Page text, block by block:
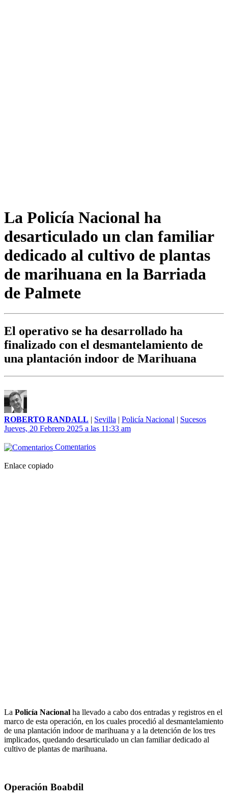
La Policía Nacional ha
desarticulado un clan familiar
dedicado al cultivo de plantas
de marihuana en la Barriada
de Palmete
El operativo se ha desarrollado ha
finalizado con el desmantelamiento de
una plantación indoor de Marihuana
ROBERTO RANDALL | Sevilla | Policía Nacional | Sucesos
Jueves, 20 Febrero 2025 a las 11:33 am
Comentarios
Enlace copiado
La Policía Nacional ha llevado a cabo dos entradas y registros en el
marco de esta operación, en los cuales procedió al desmantelamiento
de una plantación indoor de marihuana y a la detención de los tres
implicados, quedando desarticulado un clan familiar dedicado al
cultivo de plantas de marihuana.
Operación Boabdil